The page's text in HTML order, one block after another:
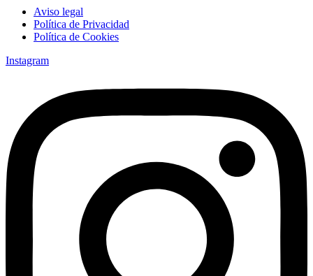
Aviso legal
Política de Privacidad
Política de Cookies
Instagram